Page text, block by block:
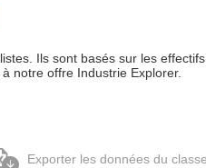
Ils sont basés sur les
notre offre Industrie Explorer.
Exporter les données du